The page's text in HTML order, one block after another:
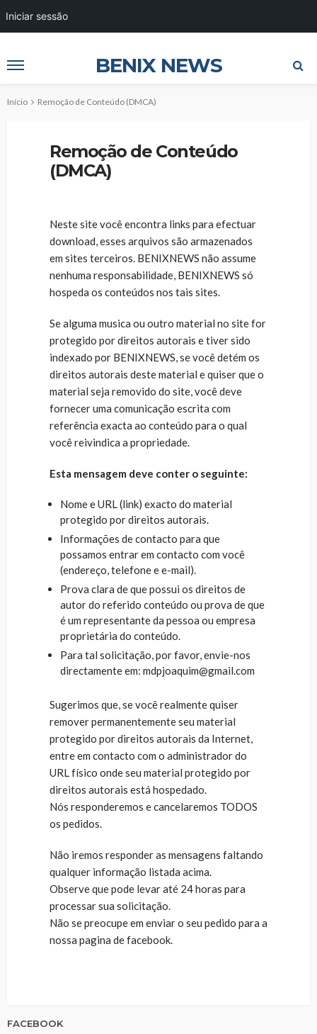
Iniciar sessão
BENIX NEWS
Início Remoção de Conteúdo (DMCA)
Remoção de Conteúdo
(DMCA)
Neste site você encontra links para efectuar
download, esses arquivos são armazenados
em sites terceiros. BENIXNEWS não assume
nenhuma responsabilidade, BENIXNEWS só
hospeda os conteúdos nos tais sites.
Se alguma musica ou outro material no site for
protegido por direitos autorais e tiver sido
indexado por BENIXNEWS, se você detém os
direitos autorais deste material e quiser que o
material seja removido do site, você deve
fornecer uma comunicação escrita com
referência exacta ao conteúdo para o qual
você reivindica a propriedade.
Esta mensagem deve conter o seguinte:
Nome e URL (link) exacto do material
protegido por direitos autorais.
Informações de contacto para que
possamos entrar em contacto com você
(endereço, telefone e e-mail).
Prova clara de que possui os direitos de
autor do referido conteúdo ou prova de que
é um representante da pessoa ou empresa
proprietária do conteúdo.
Para tal solicitação, por favor, envie-nos
directamente em: mdpjoaquim@gmail.com
Sugerimos que, se você realmente quiser
remover permanentemente seu material
protegido por direitos autorais da Internet,
entre em contacto com o administrador do
URL físico onde seu material protegido por
direitos autorais está hospedado.
Nós responderemos e cancelaremos TODOS
os pedidos.
Não iremos responder as mensagens faltando
qualquer informação listada acima.
Observe que pode levar até 24 horas para
processar sua solicitação.
Não se preocupe em enviar o seu pedido para a
nossa pagina de facebook.
FACEBOOK